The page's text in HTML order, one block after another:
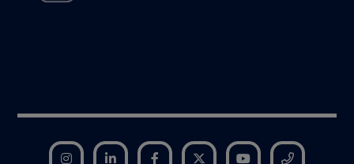
Instagram LinkedIn Facebook Twitter YouTube